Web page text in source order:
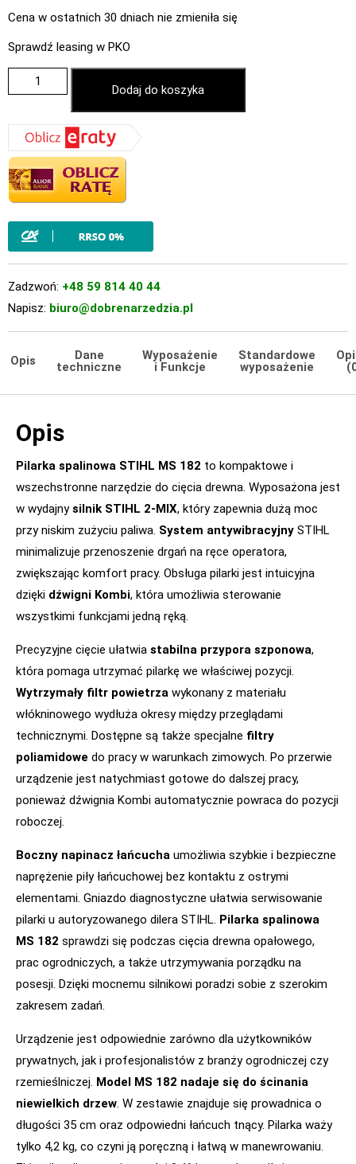
Cena w ostatnich 30 dniach nie zmieniła się
Sprawdź leasing w PKO
Dodaj do koszyka
Zadzwoń: +48 59 814 40 44
Napisz: biuro@dobrenarzedzia.pl
Opis
Dane
techniczne
Wyposażenie
i Funkcje
Standardowe
wyposażenie
Opis
Pilarka spalinowa STIHL MS 182 to kompaktowe i
wszechstronne narzędzie do cięcia drewna. Wyposażona jest
w wydajnysilnik STIHL 2-MIX, który zapewnia dużą moc
przy niskim zużyciu paliwa. System antywibracyjny STIHL
minimalizuje przenoszenie drgań na ręce operatora,
zwiększając komfort pracy. Obsługa pilarki jest intuicyjna
dzięki dźwigni Kombi, która umożliwia sterowanie
wszystkimi funkcjami jedną ręką.
Precyzyjne cięcie ułatwia stabilna przypora szponowa,
która pomaga utrzymać pilarkę we właściwej pozycji.
Wytrzymały filtr powietrza wykonany z materiału
włókninowego wydłuża okresy między przeglądami
technicznymi. Dostępne są także specjalne filtry
poliamidowe do pracy w warunkach zimowych. Po przerwie
urządzenie jest natychmiast gotowe do dalszej pracy,
ponieważ dźwignia Kombi automatycznie powraca do pozycji
roboczej.
Boczny napinacz łańcucha umożliwia szybkie i bezpieczne
naprężenie piły łańcuchowej bez kontaktu z ostrymi
elementami. Gniazdo diagnostyczne ułatwia serwisowanie
pilarki u autoryzowanego dilera STIHL. Pilarka spalinowa
MS 182 sprawdzi się podczas cięcia drewna opałowego,
prac ogrodniczych, a także utrzymywania porządku na
posesji. Dzięki mocnemu silnikowi poradzi sobie z szerokim
zakresem zadań.
Urządzenie jest odpowiednie zarówno dla użytkowników
prywatnych, jak i profesjonalistów z branży ogrodniczej czy
rzemieślniczej. Model MS 182 nadaje się do ścinania
niewielkich drzew. W zestawie znajduje się prowadnica o
długości 35 cm oraz odpowiedni łańcuch tnący. Pilarka waży
tylko 4,2 kg, co czyni ją poręczną i łatwą w manewrowaniu.